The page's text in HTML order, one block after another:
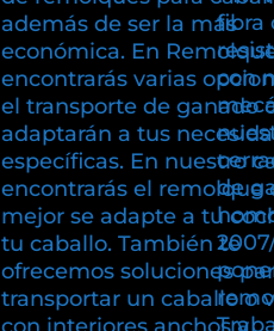
además de ser la más
económica. En
encontrarás varias
el transporte de ganado
adaptarán a tus
específicas. En nuestro
encontrarás el remolque
mejor se adapte a tu
tu caballo. También te
ofrecemos soluciones
transportar un caballo o
fibra
con
de